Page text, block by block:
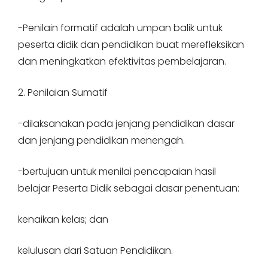
-Penilain formatif adalah umpan balik untuk
peserta didik dan pendidikan buat merefleksikan
dan meningkatkan efektivitas pembelajaran.
2. Penilaian Sumatif
-dilaksanakan pada jenjang pendidikan dasar
dan jenjang pendidikan menengah.
-bertujuan untuk menilai pencapaian hasil
belajar Peserta Didik sebagai dasar penentuan:
kenaikan kelas; dan
kelulusan dari Satuan Pendidikan.